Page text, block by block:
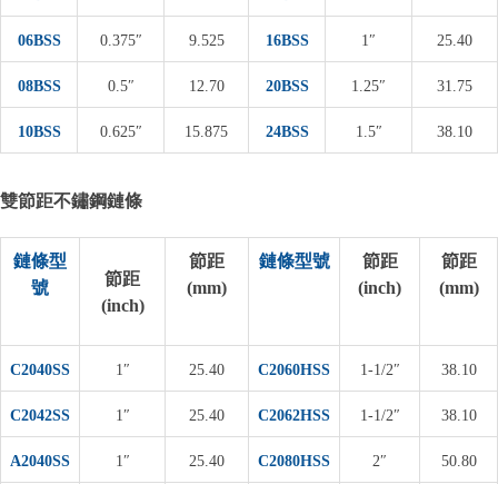
06BSS 0.375″ 9.525 16BSS 1″ 25.40
08BSS 0.5″ 12.70 20BSS 1.25″ 31.75
10BSS 0.625″ 15.875 24BSS 1.5″ 38.10
雙節距不鏽鋼鏈條
鏈條型
號
節距
(inch)
節距
(mm)
鏈條型號
節距
(inch)
節距
(mm)
C2040SS 1″ 25.40 C2060HSS 1-1/2″ 38.10
C2042SS 1″ 25.40 C2062HSS 1-1/2″ 38.10
A2040SS 1″ 25.40 C2080HSS 2″ 50.80